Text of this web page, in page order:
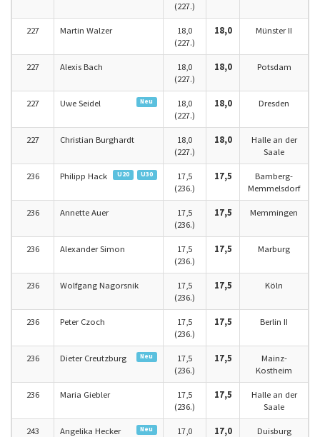
(227.)
227 Martin Walzer
18,0
(227.)
18,0 Münster II
227 Alexis Bach
18,0
(227.)
18,0 Potsdam
227 Uwe Seidel Neu
18,0
(227.)
18,0 Dresden
227 Christian Burghardt
18,0
(227.)
18,0
Halle an der
Saale
236 Philipp Hack U30
U20
17,5
(236.)
17,5
Bamberg-
Memmelsdorf
236 Annette Auer
17,5
(236.)
17,5 Memmingen
236 Alexander Simon
17,5
(236.)
17,5 Marburg
236 Wolfgang Nagorsnik
17,5
(236.)
17,5 Köln
236 Peter Czoch
17,5
(236.)
17,5 Berlin II
236 Dieter Creutzburg Neu
17,5
(236.)
17,5
Mainz-
Kostheim
236 Maria Giebler
17,5
(236.)
17,5
Halle an der
Saale
243 Angelika Hecker Neu
17,0
17,0 Duisburg